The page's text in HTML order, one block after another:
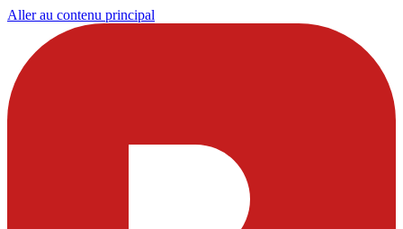
Aller au contenu principal